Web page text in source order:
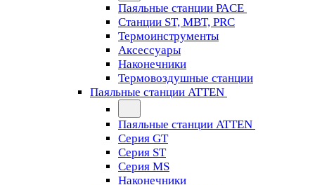
Паяльные станции PACE
Станции ST, MBT, PRC
Термоинструменты
Аксессуары
Наконечники
Термовоздушные станции
Паяльные станции ATTEN
Паяльные станции ATTEN
Серия GT
Серия ST
Серия MS
Наконечники